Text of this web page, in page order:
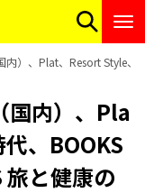
内）、Plat、Resort Style
国内）、Pla
、BOOKS
と健康の